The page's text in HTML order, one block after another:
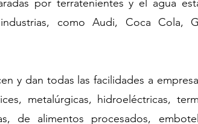
por terratenientes y el agua
como Audi, Coca Cola,
y dan todas las facilidades a
metalúrgicas, hidroeléctricas,
de alimentos procesados,